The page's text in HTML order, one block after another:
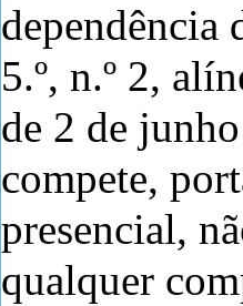
5.º, n.º 2,
de 2 de
compete,
presencial,
qualquer